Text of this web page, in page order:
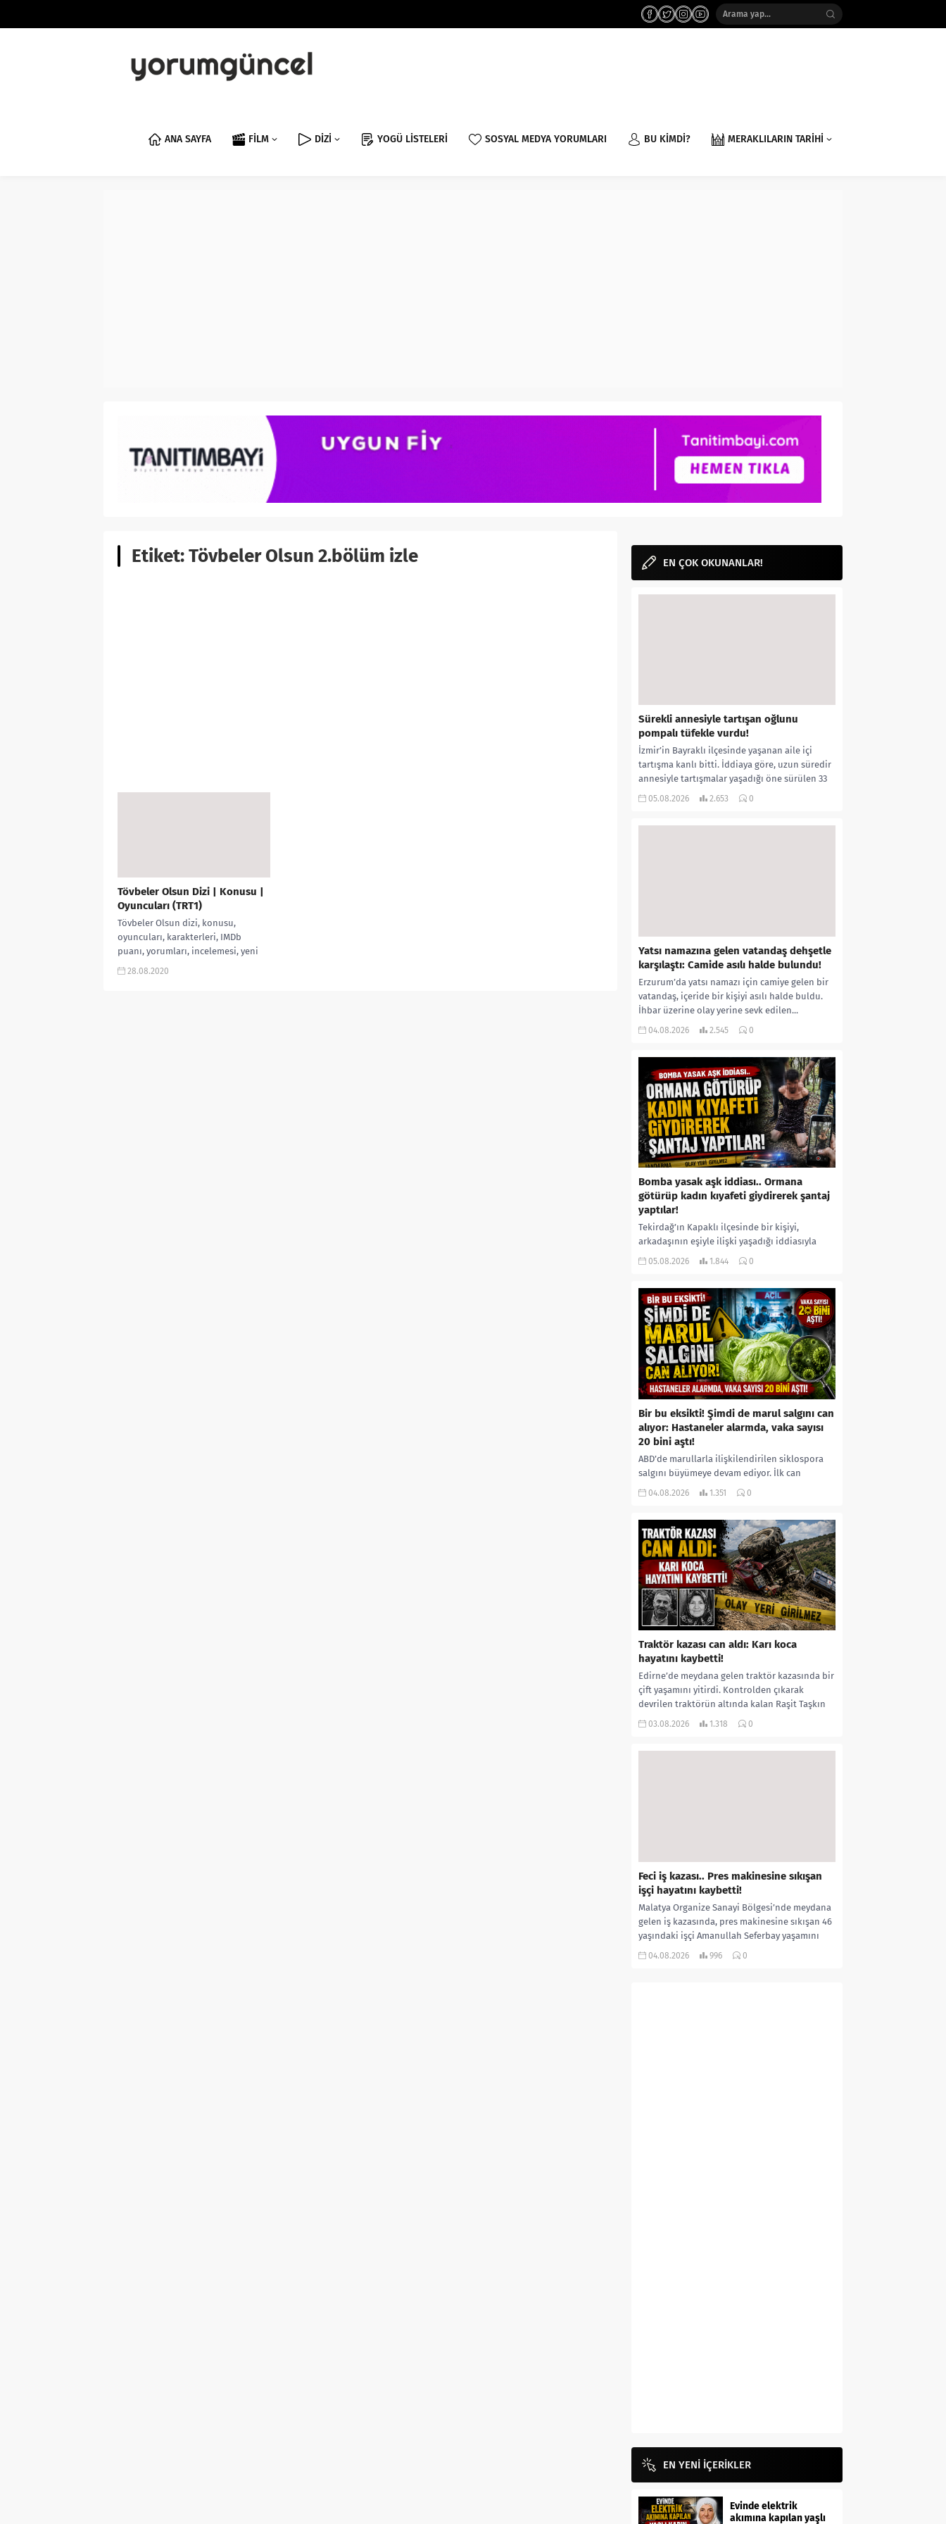
ANA SAYFA FİLM DİZİ YOGÜ LİSTELERİ SOSYAL MEDYA YORUMLARI BU KİMDİ? MERAKLILARIN TARİHİ
Etiket:Tövbeler Olsun 2.bölüm izle
Tövbeler Olsun Dizi | Konusu |
Oyuncuları (TRT1)
Tövbeler Olsun dizi, konusu,
oyuncuları, karakterleri, IMDb
puanı, yorumları, incelemesi, yeni
bölüm ne zaman, TRT dizileri, Güven
28.08.2020
EN ÇOK OKUNANLAR!
Sürekli annesiyle tartışan oğlunu
pompalı tüfekle vurdu!
İzmir’in Bayraklı ilçesinde yaşanan aile içi
tartışma kanlı bitti. İddiaya göre, uzun süredir
annesiyle tartışmalar yaşadığı öne sürülen 33
yaşındaki...
05.08.2026 2.653 0
Yatsı namazına gelen vatandaş dehşetle
karşılaştı: Camide asılı halde bulundu!
Erzurum’da yatsı namazı için camiye gelen bir
vatandaş, içeride bir kişiyi asılı halde buldu.
İhbar üzerine olay yerine sevk edilen...
04.08.2026 2.545 0
Bomba yasak aşk iddiası.. Ormana
götürüp kadın kıyafeti giydirerek şantaj
yaptılar!
Tekirdağ’ın Kapaklı ilçesinde bir kişiyi,
arkadaşının eşiyle ilişki yaşadığı iddiasıyla
ormanlık alana götürerek zorla kadın
05.08.2026 1.844 0
Bir bu eksikti! Şimdi de marul salgını can
alıyor: Hastaneler alarmda, vaka sayısı
20 bini aştı!
ABD’de marullarla ilişkilendirilen siklospora
salgını büyümeye devam ediyor. İlk can
kayıplarının yaşandığı salgında vaka sayısının
04.08.2026 1.351 0
Traktör kazası can aldı: Karı koca
hayatını kaybetti!
Edirne’de meydana gelen traktör kazasında bir
çift yaşamını yitirdi. Kontrolden çıkarak
devrilen traktörün altında kalan Raşit Taşkın
ile eşi Fatma...
03.08.2026 1.318 0
Feci iş kazası.. Pres makinesine sıkışan
işçi hayatını kaybetti!
Malatya Organize Sanayi Bölgesi’nde meydana
gelen iş kazasında, pres makinesine sıkışan 46
yaşındaki işçi Amanullah Seferbay yaşamını
yitirdi. Olayla ilgili...
04.08.2026 996 0
EN YENİ İÇERİKLER
Evinde elektrik
akımına kapılan yaşlı